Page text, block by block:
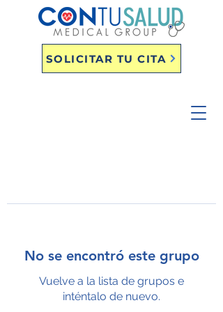
SOLICITAR TU CITA
No se encontró este grupo
Vuelve a la lista de grupos e
inténtalo de nuevo.